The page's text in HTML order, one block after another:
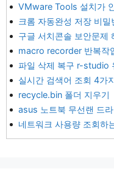
VMware Tools 설치가
크롬 자동완성 저장 비밀
구글 서치콘솔 보안문제
macro recorder 반복작
파일 삭제 복구 r-studio
실시간 검색어 조회 4가
recycle.bin 폴더 지우기
asus 노트북 무선랜 드
네트워크 사용량 조회하